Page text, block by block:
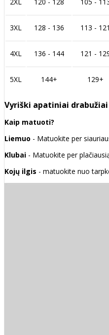
3XL 128 - 136 113 - 121
4XL 136 - 144 121 -
5XL 144+ 129+
Vyriški apatiniai drabužiai
Kaip matuoti?
Liemuo - Matuokite per
Klubai - Matuokite per
Kojų ilgis - matuokite nuo